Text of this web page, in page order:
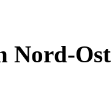
Nord-